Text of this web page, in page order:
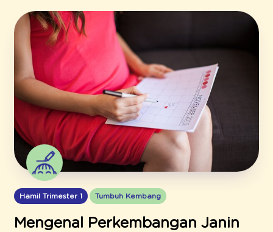
Hamil Trimester 1 Tumbuh Kembang
Mengenal Perkembangan Janin